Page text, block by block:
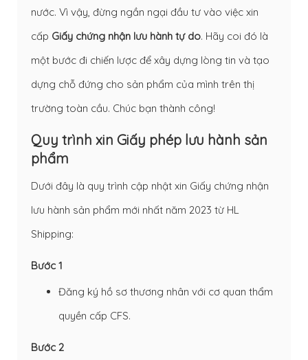
nước. Vì vậy, đừng ngần ngại đầu tư vào việc xin
cấp Giấy chứng nhận lưu hành tự do. Hãy coi đó là
một bước đi chiến lược để xây dựng lòng tin và tạo
dựng chỗ đứng cho sản phẩm của mình trên thị
trường toàn cầu. Chúc bạn thành công!
Quy trình xin Giấy phép lưu hành sản
phẩm
Dưới đây là quy trình cập nhật xin Giấy chứng nhận
lưu hành sản phẩm mới nhất năm 2023 từ HL
Shipping:
Bước 1
Đăng ký hồ sơ thương nhân với cơ quan thẩm
quyền cấp CFS.
Bước 2